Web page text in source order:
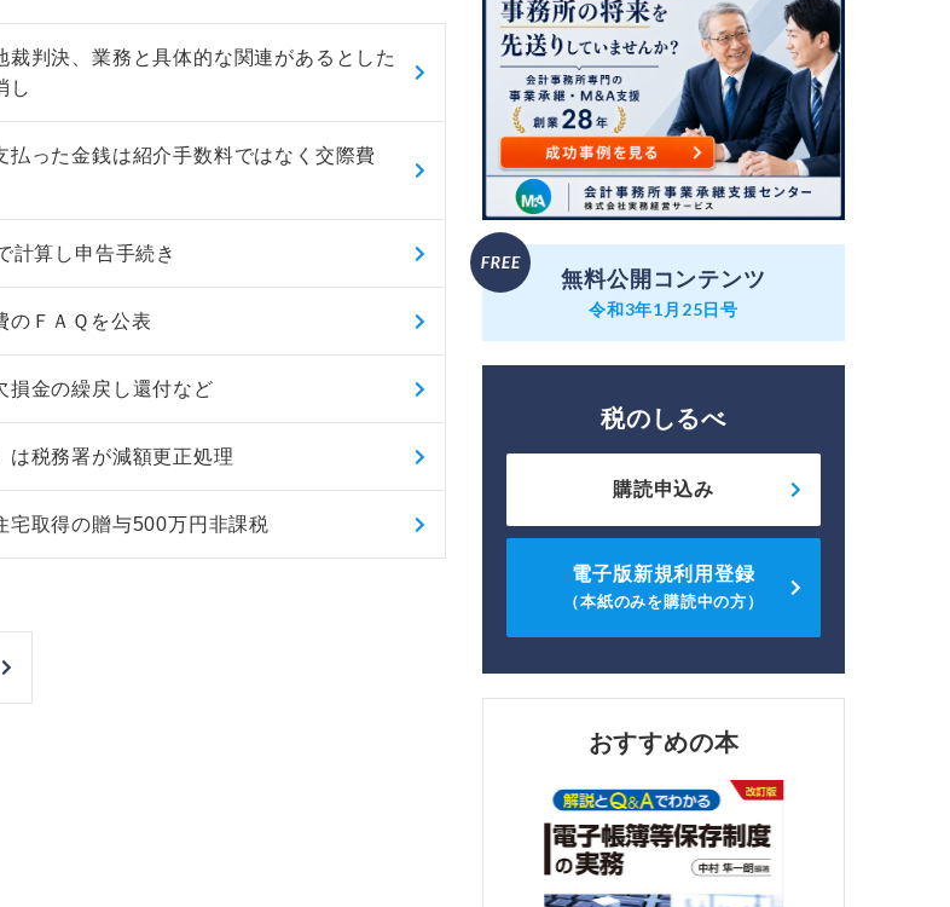
判決、業務と具体的な関連があるとした
し
払った金銭は紹介手数料ではなく交際費
計算し申告手続き
のＦＡＱを公表
損金の繰戻し還付など
は税務署が減額更正処理
宅取得の贈与500万円非課税
無料公開コンテンツ
令和3年1月25日号
税のしるべ
購読申込み
電子版新規利用登録
（本紙のみを購読中の方）
おすすめの本